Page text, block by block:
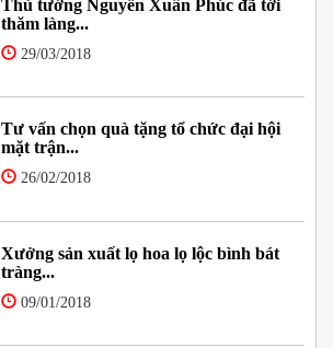
Thủ tướng Nguyễn Xuân Phúc đã tới
thăm làng...
29/03/2018
Tư vấn chọn quà tặng tổ chức đại hội
mặt trận...
26/02/2018
Xưởng sản xuất lọ hoa lọ lộc bình bát
tràng...
09/01/2018